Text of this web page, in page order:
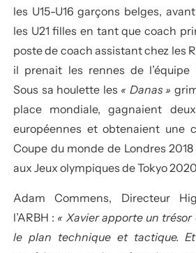
les U15-U16 garçons belges,
les U21 filles en tant que coach
poste de coach assistant chez les
il prenait les rennes de l’équipe
Sous sa houlette les « Danas »
place mondiale, gagnaient
européennes et obtenaient une
Coupe du monde de Londres
aux Jeux olympiques de Tokyo
Adam Commens, Directeur
l’ARBH : « Xavier apporte un trésor
le plan technique et tactique.